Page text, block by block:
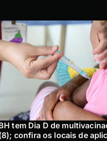
tem Dia D de
confira os locais de